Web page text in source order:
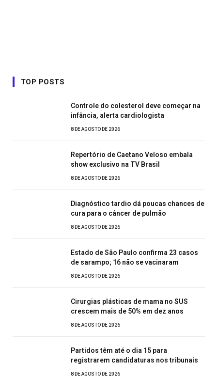
TOP POSTS
Controle do colesterol deve começar na
infância, alerta cardiologista
8 DE AGOSTO DE 2026
Repertório de Caetano Veloso embala
show exclusivo na TV Brasil
8 DE AGOSTO DE 2026
Diagnóstico tardio dá poucas chances de
cura para o câncer de pulmão
8 DE AGOSTO DE 2026
Estado de São Paulo confirma 23 casos
de sarampo; 16 não se vacinaram
8 DE AGOSTO DE 2026
Cirurgias plásticas de mama no SUS
crescem mais de 50% em dez anos
8 DE AGOSTO DE 2026
Partidos têm até o dia 15 para
registrarem candidaturas nos tribunais
8 DE AGOSTO DE 2026